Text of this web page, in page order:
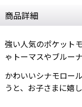
商品詳細
強い人気のポケット
ゃトーマスやブルーナ
かわいいシナモロー
うと、お子さまに嬉